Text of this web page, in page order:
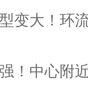
变大！环
！中心附